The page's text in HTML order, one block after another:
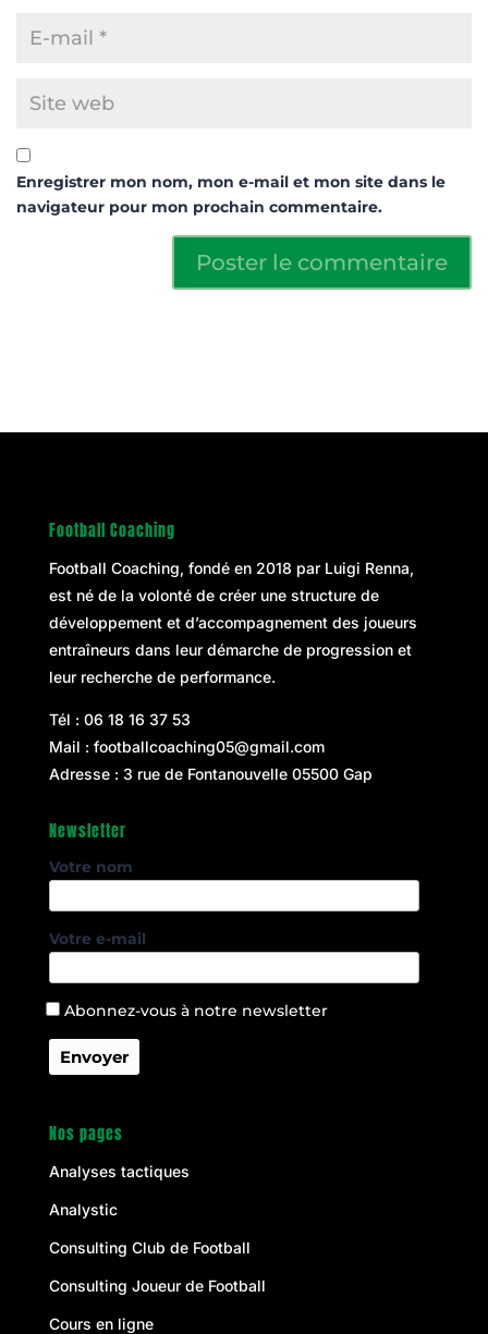
Enregistrer mon nom, mon e-mail et mon site dans le
navigateur pour mon prochain commentaire.
Football Coaching
Football Coaching, fondé en 2018 par Luigi Renna,
est né de la volonté de créer une structure de
développement et d’accompagnement des joueurs
entraîneurs dans leur démarche de progression et
leur recherche de performance.
Tél : 06 18 16 37 53
Mail : footballcoaching05@gmail.com
Adresse : 3 rue de Fontanouvelle 05500 Gap
Newsletter
Votre nom
Votre e-mail
Abonnez-vous à notre newsletter
Nos pages
Analyses tactiques
Analystic
Consulting Club de Football
Consulting Joueur de Football
Cours en ligne